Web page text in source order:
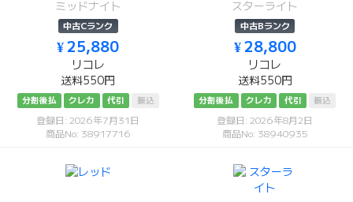
ミッドナイト
中古Cランク
¥ 25,880
リコレ
送料550円
分割後払 クレカ 代引 振込
登録日: 2026年7月31日
商品No: 38917716
スターライト
中古Bランク
¥ 28,800
リコレ
送料550円
分割後払 クレカ 代引 振込
登録日: 2026年8月2日
商品No: 38940935